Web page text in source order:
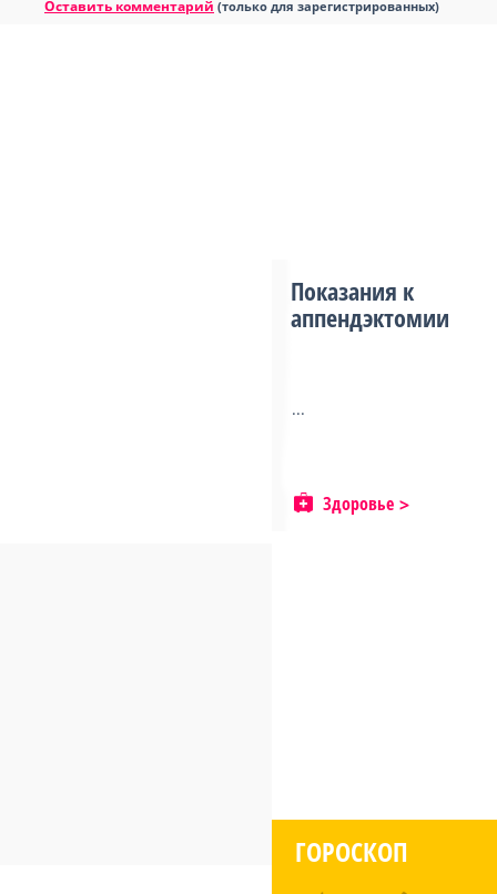
Оставить комментарий (только для зарегистрированных)
Показания к
аппендэктомии
...
Здоровье
ГОРОСКОП